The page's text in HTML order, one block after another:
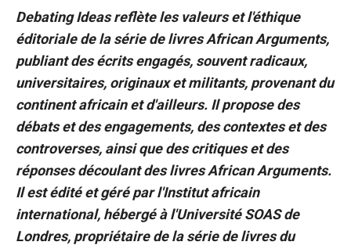
Debating Ideas reflète les valeurs et l'éthique
éditoriale de la série de livres African Arguments,
publiant des écrits engagés, souvent radicaux,
universitaires, originaux et militants, provenant du
continent africain et d'ailleurs. Il propose des
débats et des engagements, des contextes et des
controverses, ainsi que des critiques et des
réponses découlant des livres African Arguments.
Il est édité et géré par l'Institut africain
international, hébergé à l'Université SOAS de
Londres, propriétaire de la série de livres du